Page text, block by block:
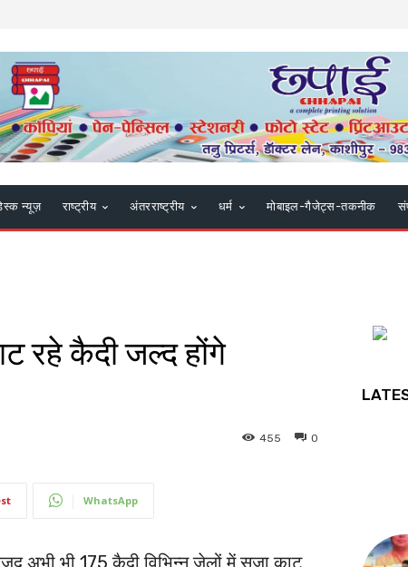
न्यूज़ राष्ट्रीय अंतरराष्ट्रीय धर्म मोबाइल-गैजेट्स-तकनीक
रहे कैदी जल्द होंगे
0
455
WhatsApp
अभी भी 175 कैदी विभिन्न जेलों में सजा काट